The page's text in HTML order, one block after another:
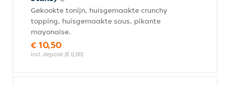
Gekookte tonijn, huisgemaakte crunchy
topping, huisgemaakte saus, pikante
mayonaise.
€ 10,50
incl. deposit (€ 0,00)